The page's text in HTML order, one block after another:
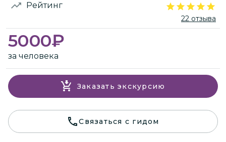
Рейтинг
22 отзыва
5000₽
за человека
Заказать экскурсию
Связаться с гидом